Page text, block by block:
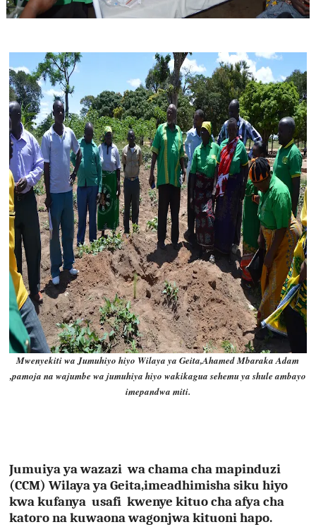
Mwenyekiti wa Jumuhiyo hiyo Wilaya ya Geita,Ahamed Mbaraka Adam
,pamoja na wajumbe wa jumuhiya hiyo wakikagua sehemu ya shule ambayo
imepandwa miti.
Jumuiya ya wazazi wa chama cha mapinduzi
(CCM) Wilaya ya Geita,imeadhimisha siku hiyo
kwa kufanya usafi kwenye kituo cha afya cha
katoro na kuwaona wagonjwa kituoni hapo.